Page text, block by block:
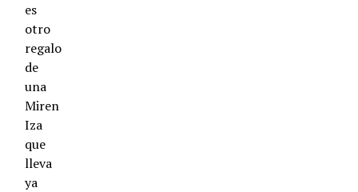
es
otro
regalo
de
una
Miren
Iza
que
lleva
ya